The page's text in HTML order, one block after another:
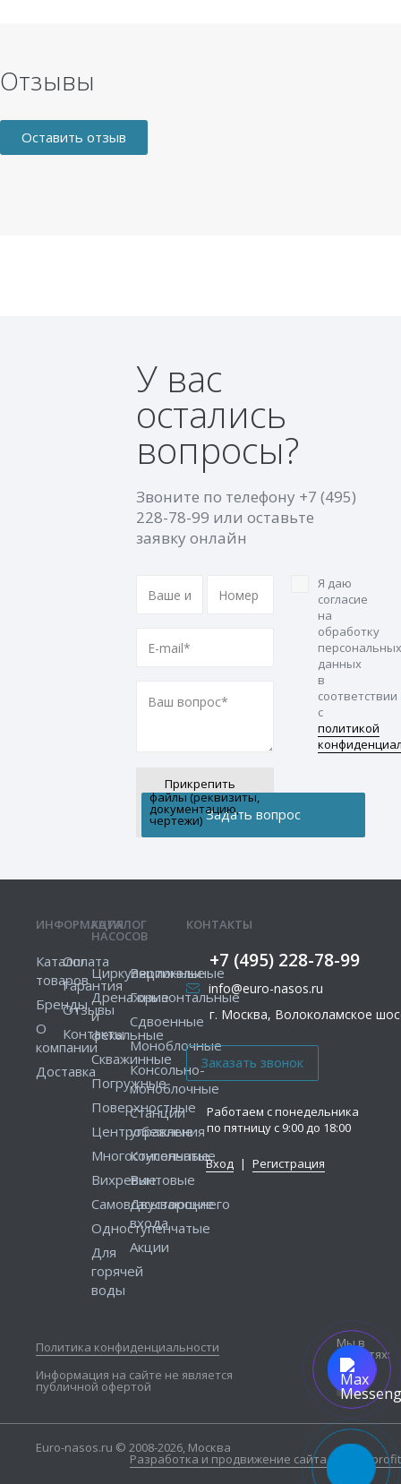
Отзывы
Оставить отзыв
У вас
остались
вопросы?
Звоните по телефону +7 (495)
228-78-99 или оставьте
заявку онлайн
Прикрепить
файлы (реквизиты,
документацию,
чертежи)
Я даю
согласие
на
обработку
персональных
данных
в
соответствии
с
политикой
КОНТАКТЫ
+7 (495) 228-78-99
info@euro-nasos.ru
г. Москва, Волоколамское
Работаем с понедельника
по пятницу с 9:00 до 18:00
Вход | Регистрация
ИНФОРМАЦИЯ
Каталог
товаров
Бренды
О
компании
Доставка
Оплата
Гарантия
Отзывы
Контакты
КАТАЛОГ
НАСОСОВ
Циркуляционные
Дренажные
и
фекальные
Скважинные
Погружные
Поверхностные
Центробежные
Многоступенчатые
Вихревые
Самовсасывающие
Одноступенчатые
Для
горячей
воды
Вертикальные
Горизонтальные
Сдвоенные
Моноблочные
Консольно-
моноблочные
Станции
управления
Консольные
Винтовые
Двустороннего
входа
Акции
Политика конфиденциальности
Информация на сайте не является
публичной офертой
Мы в
соцсетях:
Euro-nasos.ru © 2008-2026, Москва
Разработка и продвижение сайта — Seo4profit